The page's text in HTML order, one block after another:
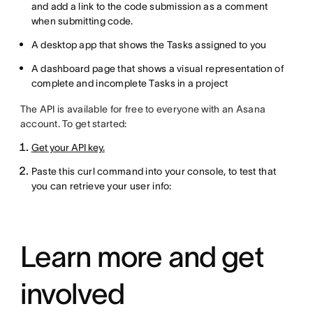
and add a link to the code submission as a comment
when submitting code.
A desktop app that shows the Tasks assigned to you
A dashboard page that shows a visual representation of
complete and incomplete Tasks in a project
The API is available for free to everyone with an Asana
account. To get started:
Get your API key.
Paste this curl command into your console, to test that
you can retrieve your user info:
Learn more and get
involved